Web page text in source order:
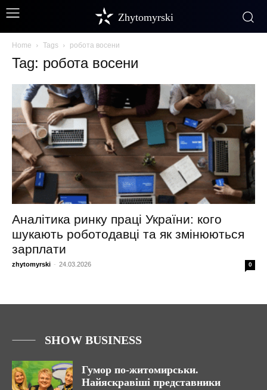
Zhytomyrski
Home Tags робота восени
Tag: робота восени
Аналітика ринку праці України: кого
шукають роботодавці та як змінюються
зарплати
zhytomyrski - 24.03.2026 0
SHOW BUSINESS
Гумор по-житомирськи.
Найяскравіші представники